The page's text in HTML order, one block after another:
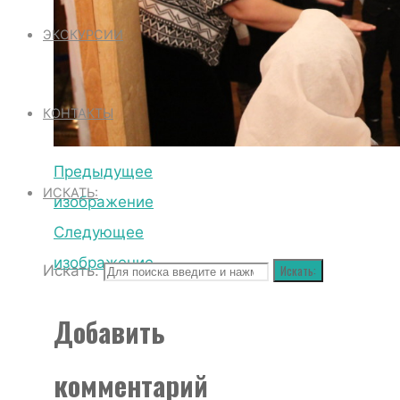
ЭКСКУРСИИ
КОНТАКТЫ
ИСКАТЬ:
Искать: Искать:
Предыдущее
изображение
Следующее
изображение
Добавить
комментарий